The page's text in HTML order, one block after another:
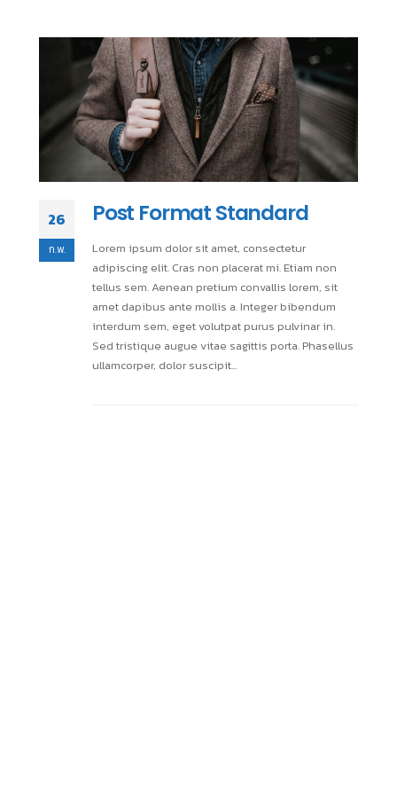
26
ก.พ.
Post Format Standard
Lorem ipsum dolor sit amet, consectetur
adipiscing elit. Cras non placerat mi. Etiam non
tellus sem. Aenean pretium convallis lorem, sit
amet dapibus ante mollis a. Integer bibendum
interdum sem, eget volutpat purus pulvinar in.
Sed tristique augue vitae sagittis porta. Phasellus
ullamcorper, dolor suscipit...